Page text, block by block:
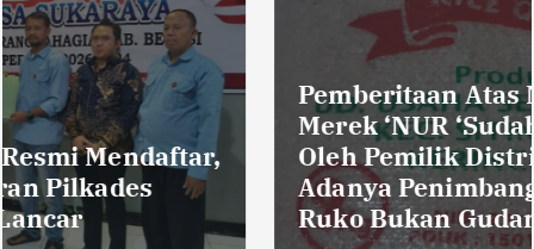
Pemberitaan Atas Nama Beras
Merek ‘NUR ‘Sudah Diklarifikasi
Oleh Pemilik Distributor, Tidak
Adanya Penimbangan Ulang, “Kami
Ruko Bukan Gudang”